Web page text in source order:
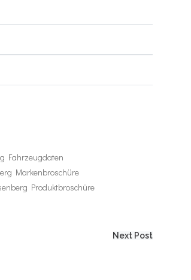
Fahrzeugdaten
Markenbroschüre
Produktbroschüre
Next Post